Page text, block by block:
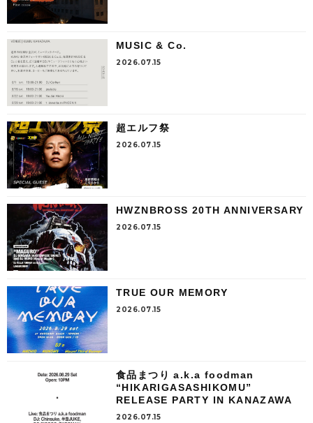
MUSIC & Co.
2026.07.15
超エルフ祭
2026.07.15
HWZNBROSS 20TH ANNIVERSARY
2026.07.15
TRUE OUR MEMORY
2026.07.15
食品まつり a.k.a foodman
“HIKARIGASASHIKOMU”
RELEASE PARTY IN KANAZAWA
2026.07.15